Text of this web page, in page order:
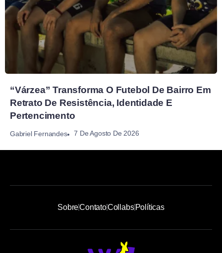
“Várzea” Transforma O Futebol De Bairro Em
Retrato De Resistência, Identidade E
Pertencimento
Gabriel Fernandes 7 De Agosto De 2026
SobreContatoCollabsPolíticas